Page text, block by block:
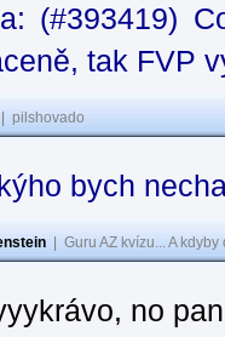
(#393419)
tak FVP
pilshovado
bych
Guru AZ kvízu... A
no